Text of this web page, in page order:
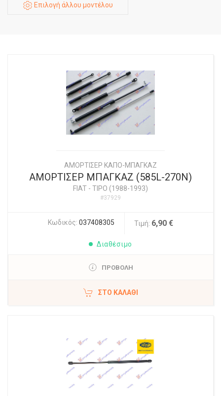
Επιλογή άλλου μοντέλου
ΑΜΟΡΤΙΣΕΡ ΚΑΠΟ-ΜΠΑΓΚΑΖ
ΑΜΟΡΤΙΣΕΡ ΜΠΑΓΚΑΖ (585L-270N)
FIAT - TIPO (1988-1993)
#37929
Κωδικός: 037408305 Τιμή: 6,90 €
Διαθέσιμο
ΠΡΟΒΟΛΗ
ΣΤΟ ΚΑΛΆΘΙ